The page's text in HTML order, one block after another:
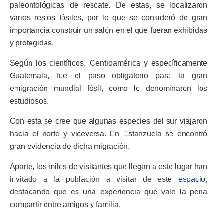
paleontológicas de rescate. De estas, se localizaron
varios restos fósiles, por lo que se consideró de gran
importancia construir un salón en el que fueran exhibidas
y protegidas.
Según los científicos, Centroamérica y específicamente
Guatemala, fue el paso obligatorio para la gran
emigración mundial fósil, como le denominaron los
estudiosos.
Con esta se cree que algunas especies del sur viajaron
hacia el norte y viceversa. En Estanzuela se encontró
gran evidencia de dicha migración.
Aparte, los miles de visitantes que llegan a este lugar han
invitado a la población a visitar de este espacio,
destacando que es una experiencia que vale la pena
compartir entre amigos y familia.